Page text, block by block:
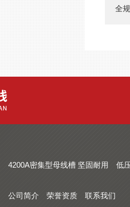
全
4200A密集型母线槽 坚固耐用
低
公司简介 荣誉资质 联系我们